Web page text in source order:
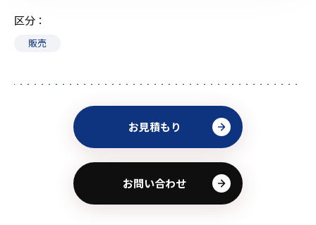
区分
販売
お見積もり
お問い合わせ